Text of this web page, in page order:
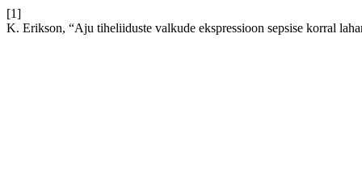
[1]
K. Erikson, “Aju tiheliiduste valkude ekspressioon sepsise korral